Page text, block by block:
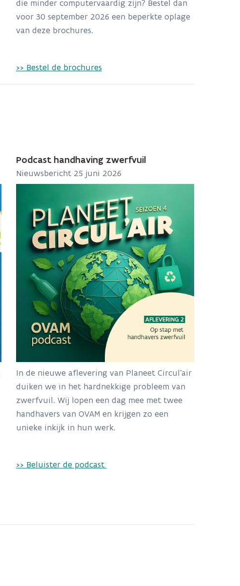
die minder computervaardig zijn? Bestel dan
voor 30 september 2026 een beperkte oplage
van deze brochures.
>> Bestel de brochures
Podcast handhaving zwerfvuil
Nieuwsbericht 25 juni 2026
In de nieuwe aflevering van Planeet Circul’air
duiken we in het hardnekkige probleem van
zwerfvuil. Wij lopen een dag mee met twee
handhavers van OVAM en krijgen zo een
unieke inkijk in hun werk.
>> Beluister de podcast